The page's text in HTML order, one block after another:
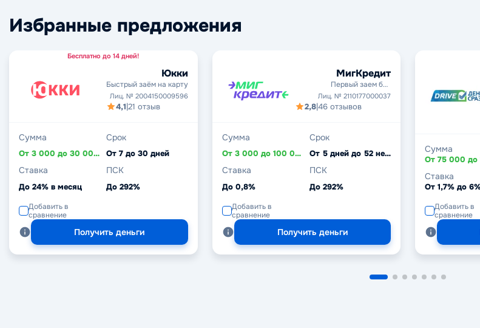
Избранные предложения
Бесплатно до 14 дней!
Юкки
Быстрый заём на карту
Лиц. № 2004150009596
4,1|21 отзыв
Сумма
От 3 000 до 30 000 ₽
Срок
От 7 до 30 дней
Ставка
До 24% в месяц
ПСК
До 292%
Добавить в
сравнение
Получить деньги
МигКредит
Первый заем без
процентов
Лиц. № 2110177000037
2,8|46 отзывов
Сумма
От 3 000 до 100 000 ₽
Срок
От 5 дней до 52 недель
Ставка
До 0,8%
ПСК
До 292%
Добавить в
сравнение
Получить деньги
Сумма
Ставка
Добавить в
сравнение